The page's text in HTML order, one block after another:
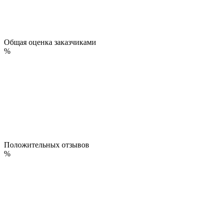
Общая оценка заказчиками
%
Положительных отзывов
%